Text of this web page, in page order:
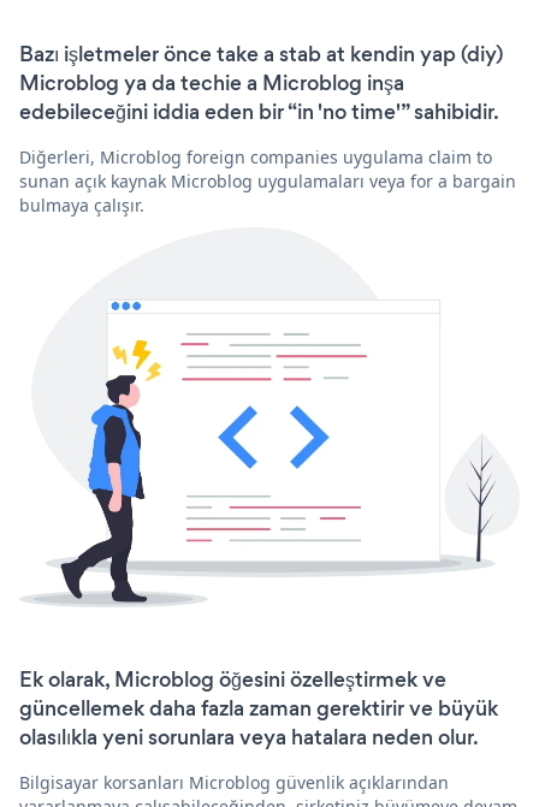
Bazı işletmeler önce take a stab at kendin yap (diy)
Microblog ya da techie a Microblog inşa
edebileceğini iddia eden bir “in 'no time'” sahibidir.
Diğerleri, Microblog foreign companies uygulama claim to
sunan açık kaynak Microblog uygulamaları veya for a bargain
bulmaya çalışır.
Ek olarak, Microblog öğesini özelleştirmek ve
güncellemek daha fazla zaman gerektirir ve büyük
olasılıkla yeni sorunlara veya hatalara neden olur.
Bilgisayar korsanları Microblog güvenlik açıklarından